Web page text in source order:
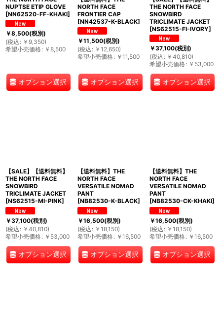
NUPTSE ETIP GLOVE
[NN62520-FF-KHAKI]
￥8,500(税別)
(税込 : ￥ 9,350)
希望小売価格: ￥ 8,500
オプション選択
NORTH FACE
FRONTIER CAP
[NN42537-K-BLACK]
￥11,500(税別)
(税込 : ￥ 12,650)
希望小売価格: ￥ 11,500
オプション選択
THE NORTH FACE
SNOWBIRD
TRICLIMATE JACKET
[NS62515-FI-IVORY]
￥37,100(税別)
(税込 : ￥ 40,810)
希望小売価格: ￥ 53,000
オプション選択
【SALE】【送料無料】
THE NORTH FACE
SNOWBIRD
TRICLIMATE JACKET
[NS62515-MI-PINK]
￥37,100(税別)
(税込 : ￥ 40,810)
希望小売価格: ￥ 53,000
オプション選択
【送料無料】THE
NORTH FACE
VERSATILE NOMAD
PANT
[NB82530-K-BLACK]
￥16,500(税別)
(税込 : ￥ 18,150)
希望小売価格: ￥ 16,500
オプション選択
【送料無料】THE
NORTH FACE
VERSATILE NOMAD
PANT
[NB82530-CK-KHAKI]
￥16,500(税別)
(税込 : ￥ 18,150)
希望小売価格: ￥ 16,500
オプション選択